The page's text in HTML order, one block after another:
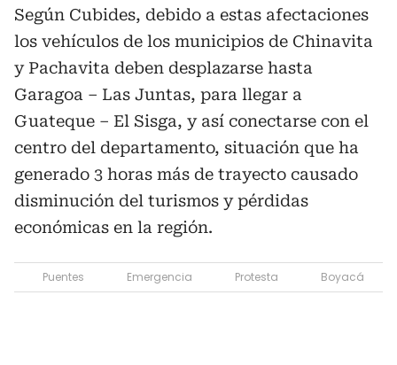
Según Cubides, debido a estas afectaciones
los vehículos de los municipios de Chinavita
y Pachavita deben desplazarse hasta
Garagoa – Las Juntas, para llegar a
Guateque – El Sisga, y así conectarse con el
centro del departamento, situación que ha
generado 3 horas más de trayecto causado
disminución del turismos y pérdidas
económicas en la región.
Puentes Emergencia Protesta Boyacá